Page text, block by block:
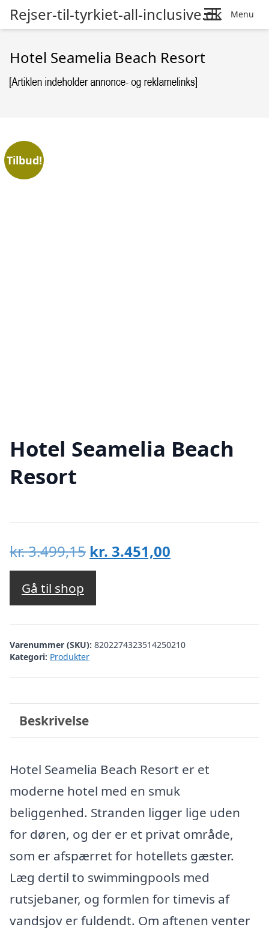
Rejser-til-tyrkiet-all-inclusive.dk Menu
Hotel Seamelia Beach Resort
Tilbud!
Hotel Seamelia Beach
Resort
kr.3.499,15 Den
oprindelige
var:
kr. 3.499,15.
kr. 3.451,00
kr. 3.451,00.
Gå til shop
Varenummer (SKU): 8202274323514250210
Kategori: Produkter
Beskrivelse
Hotel Seamelia Beach Resort er et
moderne hotel med en smuk
beliggenhed. Stranden ligger lige uden
for døren, og der er et privat område,
som er afspærret for hotellets gæster.
Læg dertil to swimmingpools med
rutsjebaner, og formlen for timevis af
vandsjov er fuldendt. Om aftenen venter